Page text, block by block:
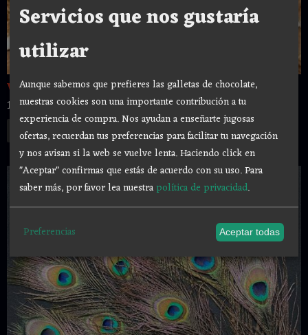
WHOLESALE Raiz de Mandragora...
15,00 €
Añadir a Carrito
Servicios que nos gustaría
utilizar
Aunque sabemos que prefieres las galletas de chocolate,
nuestras cookies son una importante contribución a tu
experiencia de compra. Nos ayudan a enseñarte jugosas
ofertas, recuerdan tus preferencias para facilitar tu navegación
y nos avisan si la web se vuelve lenta. Haciendo click en
"Aceptar" confirmas que estás de acuerdo con su uso.Para
saber más, por favor lea nuestrapolítica de privacidad.
Preferencias Aceptar todas